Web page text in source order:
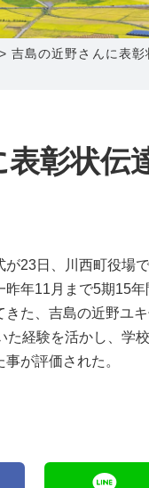
0120-173-577
営業時間 9:15～18:00
県新潟市西区山田2310-39
025-210-1200
営業時間 9:00～18:00
> 吉島の近野さんに表彰
彰状伝
が23日、川西町役場
昨年11月まで5期15年
きた、吉島の近野ユ
た経験を活かし、学
が評価された。